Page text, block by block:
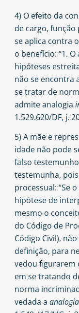
4) O efeito da
de cargo,
se aplica contra
o benefício: “1.
hipóteses
não se encontra
se tratar de
admite analogia
1.529.620/DF, j.
5) A mãe e
idade não pode
falso
testemunha,
processual: “Se
hipótese de
mesmo o
do Código de
Código Civil),
definição, para
vedou figurarem
em se tratando
norma
vedada a